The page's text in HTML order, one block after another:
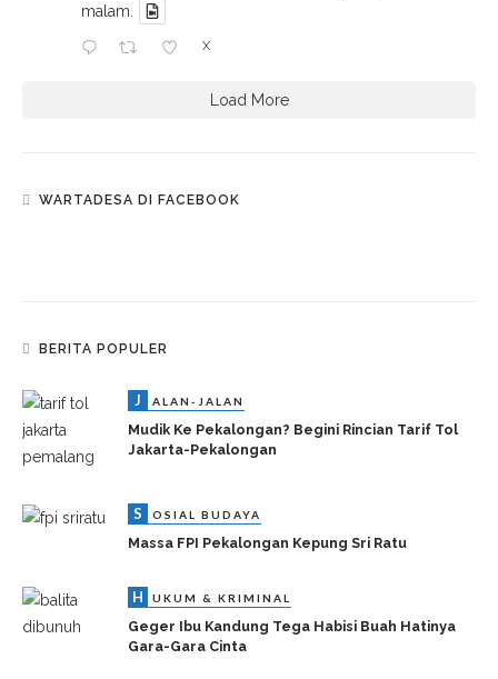
malam.
X
Load More
WARTADESA DI FACEBOOK
BERITA POPULER
J ALAN-JALAN
Mudik Ke Pekalongan? Begini Rincian Tarif Tol
Jakarta-Pekalongan
S OSIAL BUDAYA
Massa FPI Pekalongan Kepung Sri Ratu
H UKUM & KRIMINAL
Geger Ibu Kandung Tega Habisi Buah Hatinya
Gara-Gara Cinta